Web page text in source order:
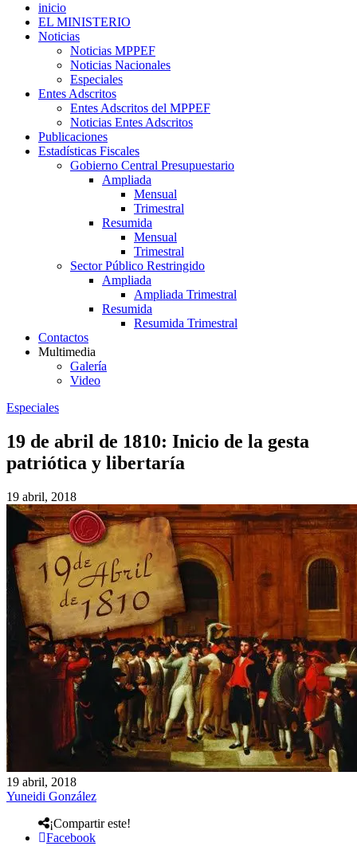
inicio
EL MINISTERIO
Noticias
Noticias MPPEF
Noticias Nacionales
Especiales
Entes Adscritos
Entes Adscritos del MPPEF
Noticias Entes Adscritos
Publicaciones
Estadísticas Fiscales
Gobierno Central Presupuestario
Ampliada
Mensual
Trimestral
Resumida
Mensual
Trimestral
Sector Público Restringido
Ampliada
Ampliada Trimestral
Resumida
Resumida Trimestral
Contactos
Multimedia
Galería
Video
Especiales
19 de abril de 1810: Inicio de la gesta
patriótica y libertaría
19 abril, 2018
19 abril, 2018
Yuneidi González
¡Compartir este!
Facebook